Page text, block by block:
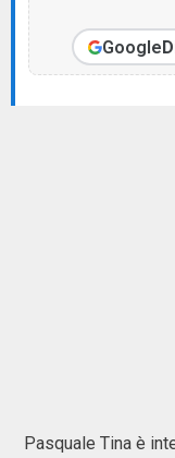
Google
Pasquale Tina è